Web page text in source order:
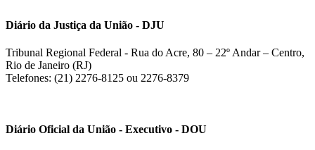
Diário da Justiça da União - DJU
Tribunal Regional Federal - Rua do Acre, 80 – 22º Andar – Centro,
Rio de Janeiro (RJ)
Telefones: (21) 2276-8125 ou 2276-8379
Diário Oficial da União - Executivo - DOU